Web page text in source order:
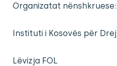
Organizatat nënshkruese:
Instituti i Kosovës për
Lëvizja FOL